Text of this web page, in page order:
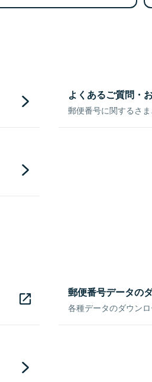
よくあるご質問・
郵便番号に関するさ
郵便番号データの
各種データのダウン